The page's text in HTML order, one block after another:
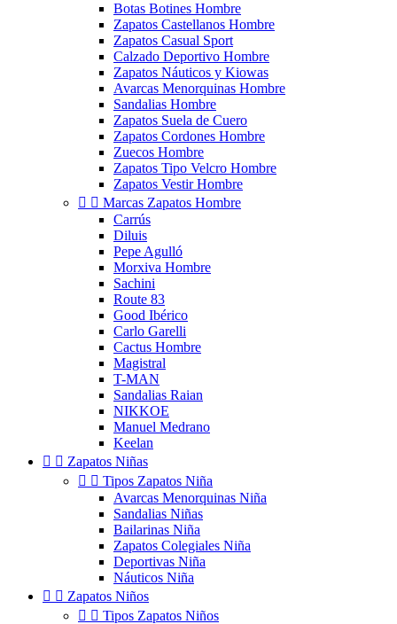
Botas Botines Hombre
Zapatos Castellanos Hombre
Zapatos Casual Sport
Calzado Deportivo Hombre
Zapatos Náuticos y Kiowas
Avarcas Menorquinas Hombre
Sandalias Hombre
Zapatos Suela de Cuero
Zapatos Cordones Hombre
Zuecos Hombre
Zapatos Tipo Velcro Hombre
Zapatos Vestir Hombre
  Marcas Zapatos Hombre
Carrús
Diluis
Pepe Agulló
Morxiva Hombre
Sachini
Route 83
Good Ibérico
Carlo Garelli
Cactus Hombre
Magistral
T-MAN
Sandalias Raian
NIKKOE
Manuel Medrano
Keelan
  Zapatos Niñas
  Tipos Zapatos Niña
Avarcas Menorquinas Niña
Sandalias Niñas
Bailarinas Niña
Zapatos Colegiales Niña
Deportivas Niña
Náuticos Niña
  Zapatos Niños
  Tipos Zapatos Niños